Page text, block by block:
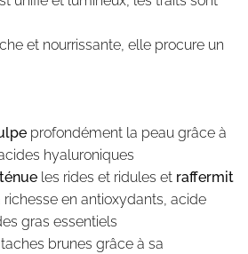
et nourrissante, elle procure un
profondément la peau grâce à
hyaluroniques
les rides et ridules et raffermit
richesse en antioxydants, acide
gras essentiels
taches brunes grâce à sa